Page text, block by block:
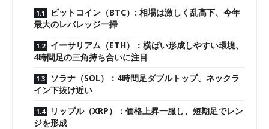
ビットコイン（BTC）: 相場は激しく乱高下、今年
最大のレバレッジ一掃
イーサリアム（ETH）：横ばい形成しやすい環境、
4時間足の三角持ち合いに注目
ソラナ（SOL）：4時間足ダブルトップ、ネックラ
イン下抜け近い
リップル（XRP）：価格上昇一服し、短期足でレン
ジを形成